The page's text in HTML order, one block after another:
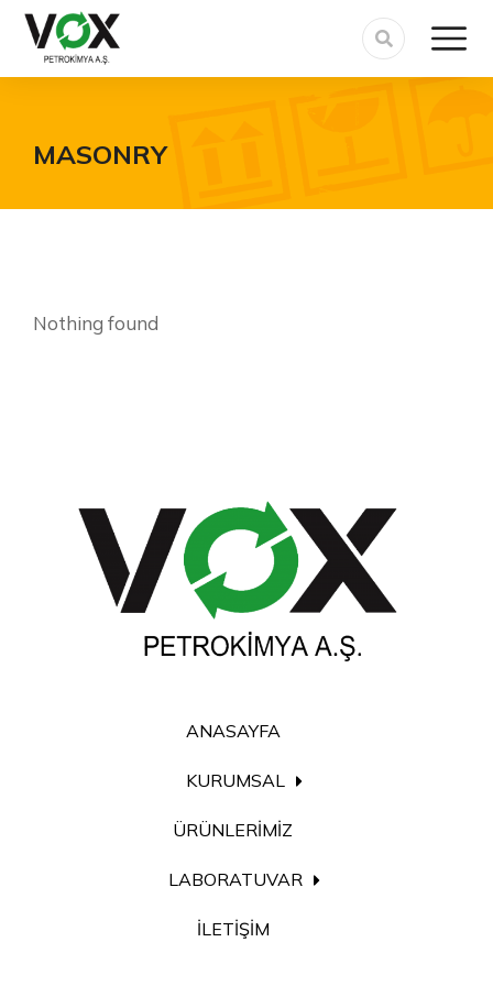
MASONRY
Nothing found
ANASAYFA
KURUMSAL
ÜRÜNLERİMİZ
LABORATUVAR
İLETİŞİM